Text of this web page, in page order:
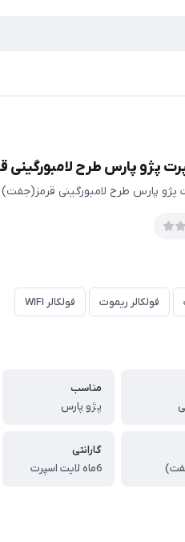
پژو پارس طرح لامبورگینی
پژو پارس طرح لامبورگینی قرمز(جفت)
فولکالر ریموت فولکالر WIFI
مناسب
پژو پارس
گارانتی
6ماه لایت اسپرت